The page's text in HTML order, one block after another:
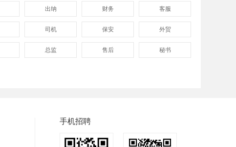
出纳 财务 客服
司机 保安 外贸
总监 售后 秘书
手机招聘